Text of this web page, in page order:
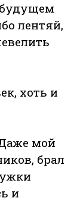
лентяй,
хоть и
мой
брал
и